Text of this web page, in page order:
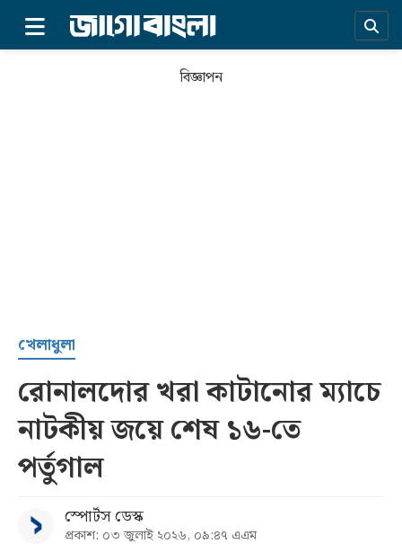
সর্বশেষ
সব
বিভাগ
বিজ্ঞাপন
খেলাধুলা
রোনালদোর খরা কাটানোর ম্যাচে
নাটকীয় জয়ে শেষ ১৬-তে
পর্তুগাল
স্পোর্টস ডেস্ক
প্রকাশ: ০৩ জুলাই ২০২৬, ০৯:৪৭ এএম